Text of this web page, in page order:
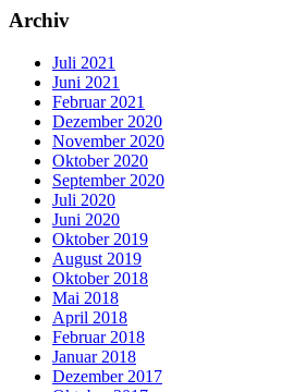
Archiv
Juli 2021
Juni 2021
Februar 2021
Dezember 2020
November 2020
Oktober 2020
September 2020
Juli 2020
Juni 2020
Oktober 2019
August 2019
Oktober 2018
Mai 2018
April 2018
Februar 2018
Januar 2018
Dezember 2017